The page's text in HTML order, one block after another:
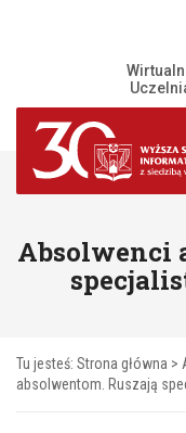
Absolwenci
Tu jesteś: Strona główna >
absolwentom. Ruszają